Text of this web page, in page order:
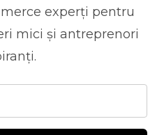
experți pentru
mici și antreprenori